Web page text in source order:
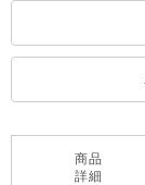
商品
詳細